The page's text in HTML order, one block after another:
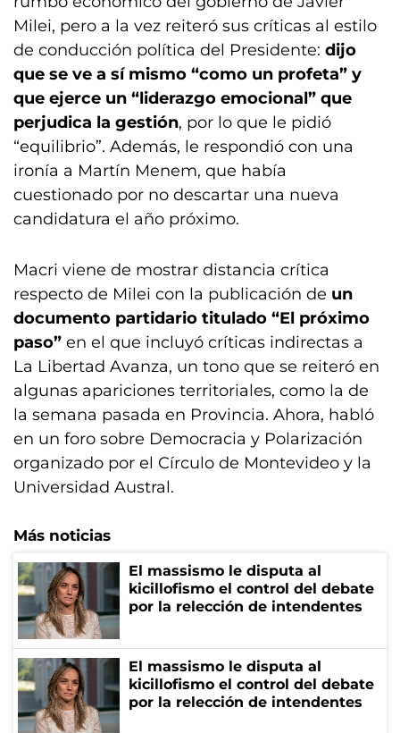
Milei, pero a la vez reiteró sus críticas al estilo
de conducción política del Presidente: dijo
que se ve a sí mismo “como un profeta” y
que ejerce un “liderazgo emocional” que
perjudica la gestión, por lo que le pidió
“equilibrio”. Además, le respondió con una
ironía a Martín Menem, que había
cuestionado por no descartar una nueva
candidatura el año próximo.
Macri viene de mostrar distancia crítica
respecto de Milei con la publicación de un
documento partidario titulado “El próximo
paso” en el que incluyó críticas indirectas a
La Libertad Avanza, un tono que se reiteró en
algunas apariciones territoriales, como la de
la semana pasada en Provincia. Ahora, habló
en un foro sobre Democracia y Polarización
organizado por el Círculo de Montevideo y la
Universidad Austral.
Más noticias
El massismo le disputa al
kicillofismo el control del debate
por la relección de intendentes
El massismo le disputa al
kicillofismo el control del debate
por la relección de intendentes